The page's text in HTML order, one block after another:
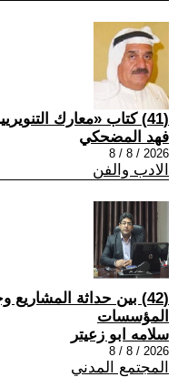
(41) كتاب «معارك التنويريين والأصوليين في أوروبا»
فهد المضحكي
2026 / 8 / 8
الادب والفن
(42) بين حداثة
المؤسسات
سلامه ابو زعيتر
2026 / 8 / 8
المجتمع المدني